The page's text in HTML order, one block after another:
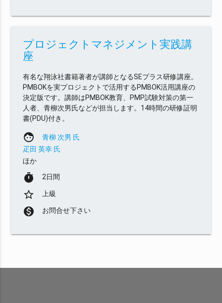
プロジェクトマネジメント実践講
座
有名な翔泳社書籍著者が講師となるSEプラス研修講座。
PMBOKを実プロジェクトで活用するPMBOK活用講座の
決定版です。講師はPMBOK教育、PMP試験対策の第一
人者、青柳次男氏などが担当します。14時間の研修証明
書(PDU)付き。
face
青柳 次男 氏
疋田 英幸 氏
ほか
timer 2日間
star_border 上級
monetization_on お問合せ下さい